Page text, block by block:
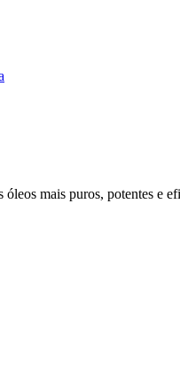
óleos mais puros, potentes